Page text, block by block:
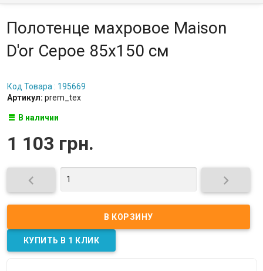
Полотенце махровое Maison
D'or Серое 85x150 см
Код Товара : 195669
Артикул: prem_tex
В наличии
1 103 грн.
 